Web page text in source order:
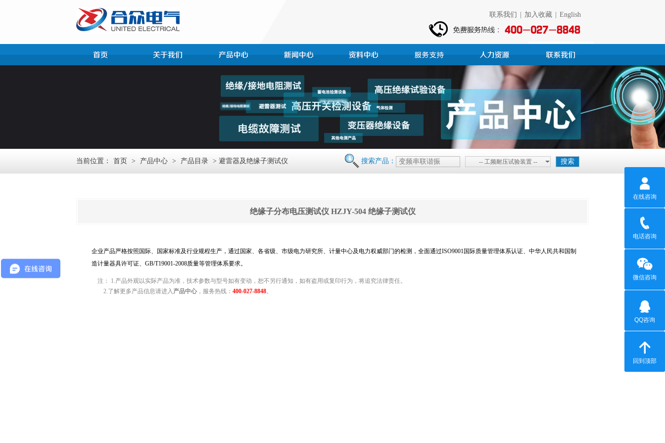
联系我们 加入收藏 English
当前位置： 首页 > 产品中心 > 产品目录 > 避雷器及绝缘子测试仪 搜索产品： -- 工频耐压试验装置 --
绝缘子分布电压测试仪 HZJY-504 绝缘子测试仪
企业产品严格按照国际、国家标准及行业规程生产，通过国家、各省级、市级电力研究所、计量中心及电力权威部门的检测，全面通过ISO9001国际质量管理体系认证、中华人民共和国制
造计量器具许可证、GB/T19001-2008质量等管理体系要求。
注： 1.产品外观以实际产品为准，技术参数与型号如有变动，恕不另行通知，如有盗用或复印行为，将追究法律责任。
2.了解更多产品信息请进入 产品中心 ，服务热线： 400-027-8848。
在线咨询
电话咨询
微信咨询
QQ咨询
回到顶部